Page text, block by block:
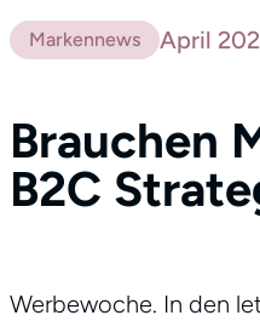
Markennews April
Brauchen
B2C
Werbewoche. In den